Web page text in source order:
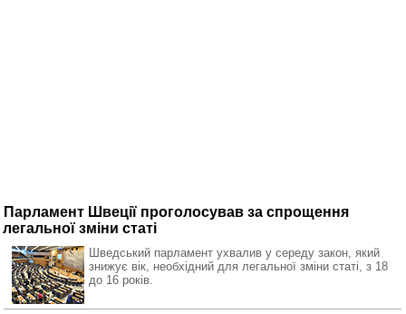
Парламент Швеції проголосував за спрощення
легальної зміни статі
Шведський парламент ухвалив у середу закон, який
знижує вік, необхідний для легальної зміни статі, з 18
до 16 років.